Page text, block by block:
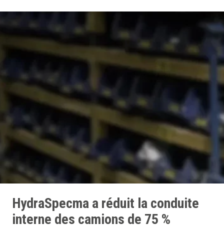
HydraSpecma a réduit la conduite
interne des camions de 75 %